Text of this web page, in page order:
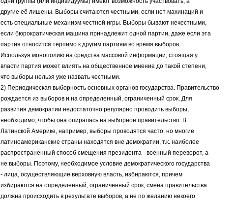
другие её лишены. Выборы считаются честными, если нет махинаций и
есть специальные механизм честной игры. Выборы бывают нечестными,
если бюрократическая машина принадлежит одной партии, даже если эта
партия относится терпимо к другим партиям во время выборов.
Используя монополию на средства массовой информации, стоящая у
власти партия может влиять на общественное мнение до такой степени,
что выборы нельзя уже назвать честными.
2) Периодическая выборность основных органов государства. Правительство
рождается из выборов и на определенный, ограниченный срок. Для
развития демократии недостаточно регулярно проводить выборы,
необходимо, чтобы она опиралась на выборное правительство. В
Латинской Америке, например, выборы проводятся часто, но многие
латиноамериканские страны находятся вне демократии, т.к. наиболее
распространенный способ смещения президента - военный переворот, а
не выборы. Поэтому, необходимое условие демократического государства
- лица, осуществляющие верховную власть, избираются, причем
избираются на определенный, ограниченный срок, смена правительства
должна происходить в результате выборов, а не по желанию некоего